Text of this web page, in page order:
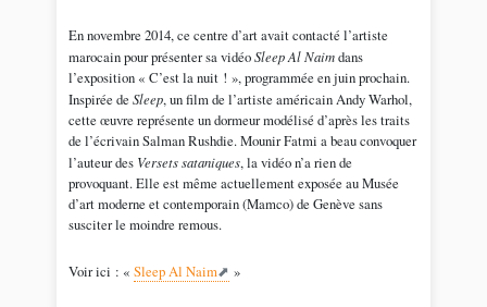
En novembre 2014, ce centre d’art avait contacté l’artiste
marocain pour présenter sa vidéoSleep Al Naimdans
l’exposition « C’est la nuit ! », programmée en juin prochain.
Inspirée de Sleep, un film de l’artiste américain Andy Warhol,
cette œuvre représente un dormeur modélisé d’après les traits
de l’écrivain Salman Rushdie. Mounir Fatmi a beau convoquer
l’auteur des Versets sataniques, la vidéo n’a rien de
provoquant. Elle est même actuellement exposée au Musée
d’art moderne et contemporain (Mamco) de Genève sans
susciter le moindre remous.
Voir ici : « Sleep Al Naim »